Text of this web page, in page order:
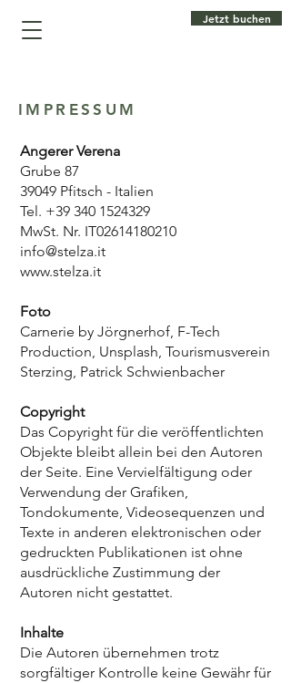
Jetzt buchen
IMPRESSUM
Angerer Verena
Grube 87
39049 Pfitsch - Italien
Tel. +39 340 1524329
MwSt. Nr. IT02614180210
info@stelza.it
www.stelza.it
Foto
Carnerie by Jörgnerhof, F-Tech
Production, Unsplash, Tourismusverein
Sterzing, Patrick Schwienbacher
Copyright
Das Copyright für die veröffentlichten
Objekte bleibt allein bei den Autoren
der Seite. Eine Vervielfältigung oder
Verwendung der Grafiken,
Tondokumente, Videosequenzen und
Texte in anderen elektronischen oder
gedruckten Publikationen ist ohne
ausdrückliche Zustimmung der
Autoren nicht gestattet.
Inhalte
Die Autoren übernehmen trotz
sorgfältiger Kontrolle keine Gewähr für